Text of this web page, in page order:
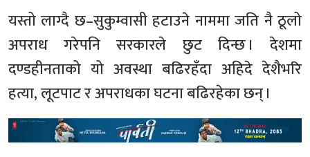
यस्तो लाग्दै छ–सुकुम्वासी हटाउने नाममा जति नै ठूलो
अपराध गरेपनि सरकारले छुट दिन्छ । देशमा
दण्डहीनताको यो अवस्था बढिरहँदा अहिदे देशैभरि
हत्या, लूटपाट र अपराधका घटना बढिरहेका छन् ।